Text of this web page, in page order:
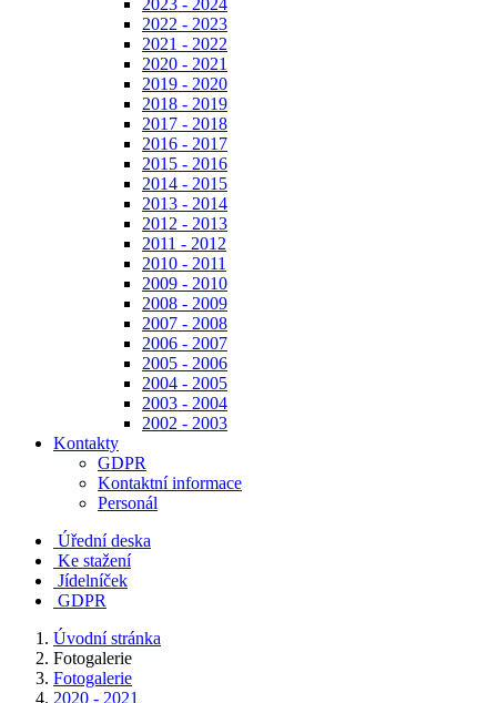
2023 - 2024
2022 - 2023
2021 - 2022
2020 - 2021
2019 - 2020
2018 - 2019
2017 - 2018
2016 - 2017
2015 - 2016
2014 - 2015
2013 - 2014
2012 - 2013
2011 - 2012
2010 - 2011
2009 - 2010
2008 - 2009
2007 - 2008
2006 - 2007
2005 - 2006
2004 - 2005
2003 - 2004
2002 - 2003
Kontakty
GDPR
Kontaktní informace
Personál
Úřední deska
Ke stažení
Jídelníček
GDPR
Úvodní stránka
Fotogalerie
Fotogalerie
2020 - 2021